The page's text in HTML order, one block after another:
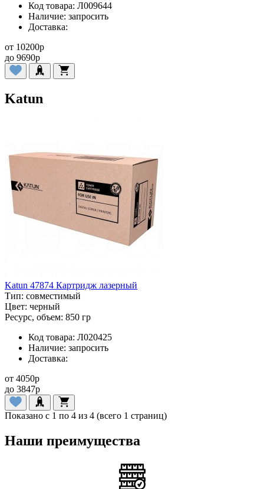
Код товара: Л009644
Наличие: запросить
Доставка:
от 10200p
до 9690p
Katun
Katun 47874 Картридж лазерный
Тип: совместимый
Цвет: черный
Ресурс, объем: 850 гр
Код товара: Л020425
Наличие: запросить
Доставка:
от 4050p
до 3847p
Показано с 1 по 4 из 4 (всего 1 страниц)
Наши преимущества